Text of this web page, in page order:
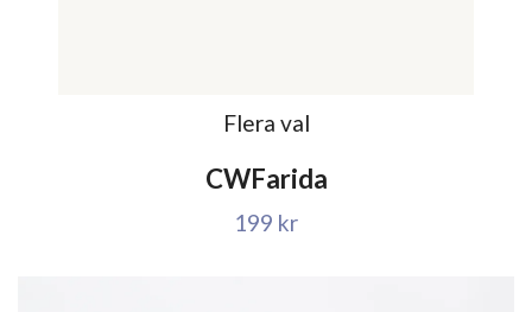
Flera val
CWFarida
199 kr